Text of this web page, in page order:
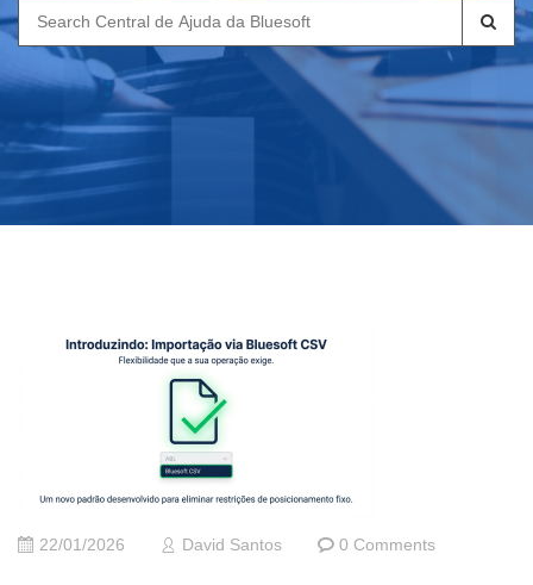
Search
for:
22/01/2026 David Santos 0 Comments